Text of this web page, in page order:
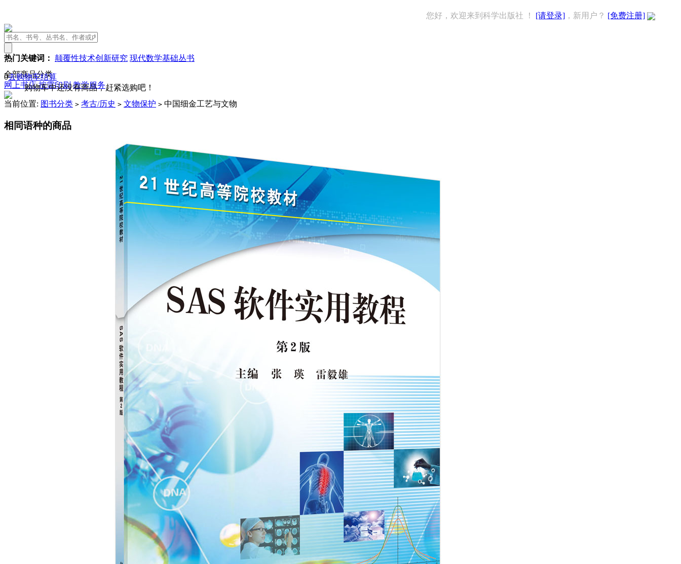
您好，欢迎来到科学出版社 ！ [请登录] ，新用户？ [免费注册]
热门关键词： 颠覆性技术创新研究 现代数学基础丛书
0去购物车结算
购物车中还没有商品，赶紧选购吧！
全部商品分类
网上书店按需印刷 教学服务
当前位置: 图书分类 > 考古/历史 > 文物保护 > 中国细金工艺与文物
相同语种的商品